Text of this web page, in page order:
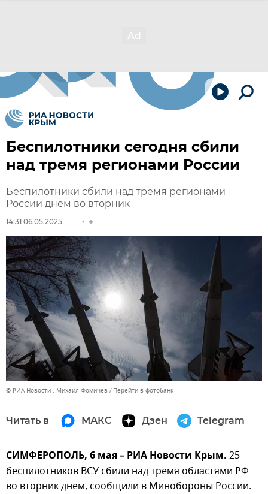
Беспилотники сегодня сбили
над тремя регионами России
Беспилотники сбили над тремя регионами
России днем во вторник
14:31 06.05.2025
© РИА Новости . Михаил Фомичев Перейти в фотобанк
Читать в МАКС Дзен Telegram
СИМФЕРОПОЛЬ, 6 мая – РИА Новости Крым. 25
беспилотников ВСУ сбили над тремя областями РФ
во вторник днем, сообщили в Минобороны России.